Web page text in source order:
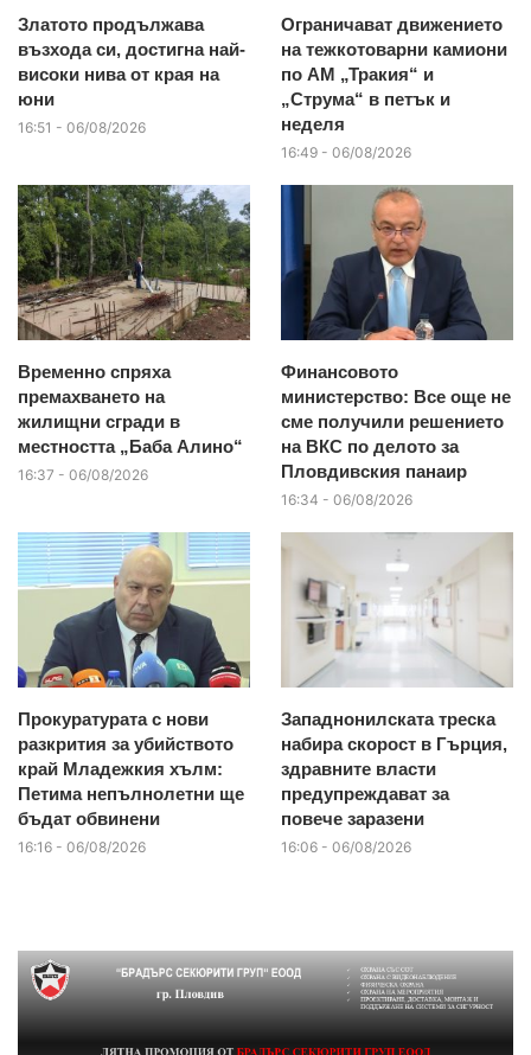
Златото продължава
възхода си, достигна най-
високи нива от края на
юни
16:51 - 06/08/2026
Ограничават движението
на тежкотоварни камиони
по АМ „Тракия“ и
„Струма“ в петък и
неделя
16:49 - 06/08/2026
Временно спряха
премахването на
жилищни сгради в
местността „Баба Алино“
16:37 - 06/08/2026
Финансовото
министерство: Все още не
сме получили решението
на ВКС по делото за
Пловдивския панаир
16:34 - 06/08/2026
Прокуратурата с нови
разкрития за убийството
край Младежкия хълм:
Петима непълнолетни ще
бъдат обвинени
16:16 - 06/08/2026
Западнонилската треска
набира скорост в Гърция,
здравните власти
предупреждават за
повече заразени
16:06 - 06/08/2026